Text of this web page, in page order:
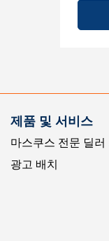
제품 및 서비스
마스쿠스 전문 딜러
광고 배치